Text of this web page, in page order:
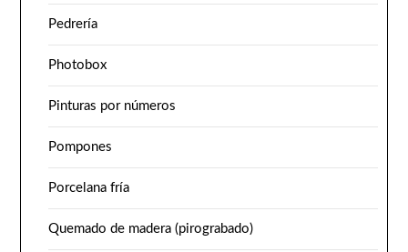
Pedrería
Photobox
Pinturas por números
Pompones
Porcelana fría
Quemado de madera (pirograbado)